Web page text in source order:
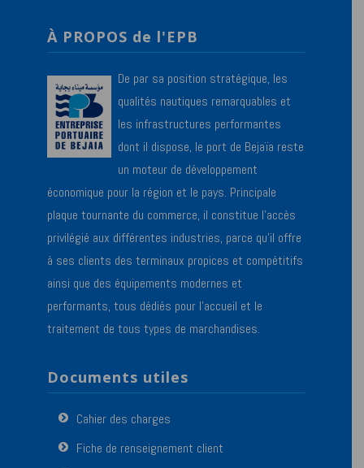
À PROPOS de l'EPB
De par sa position stratégique, les
qualités nautiques remarquables et
les infrastructures performantes
dont il dispose, le port de Bejaïa reste
un moteur de développement
économique pour la région et le pays. Principale
plaque tournante du commerce, il constitue l’accès
privilégié aux différentes industries, parce qu’il offre
à ses clients des terminaux propices et compétitifs
ainsi que des équipements modernes et
performants, tous dédiés pour l’accueil et le
traitement de tous types de marchandises.
Documents utiles
Cahier des charges
Fiche de renseignement client